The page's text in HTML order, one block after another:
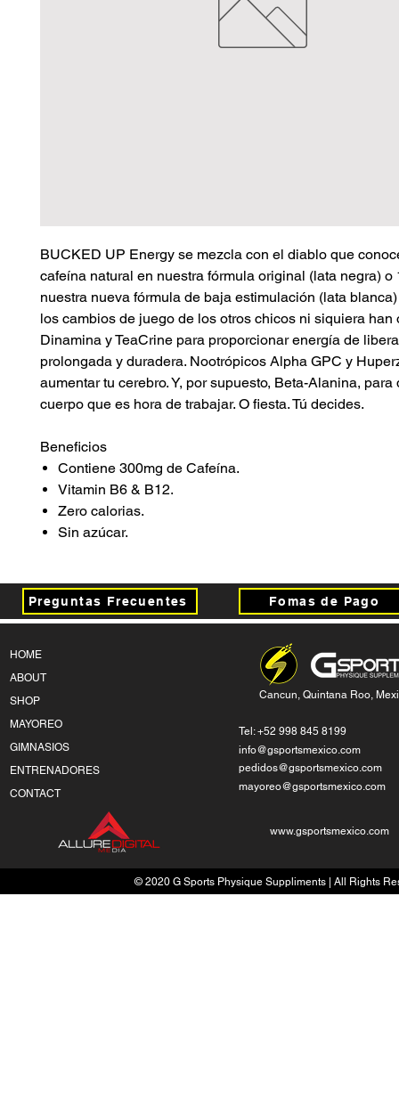
BUCKED UP Energy se mezcla con el diablo que
cafeína natural en nuestra fórmula original (lata negra) o
nuestra nueva fórmula de baja estimulación (lata
los cambios de juego de los otros chicos ni siquiera han
Dinamina y TeaCrine para proporcionar energía de
prolongada y duradera. Nootrópicos Alpha GPC y
aumentar tu cerebro. Y, por supuesto, Beta-Alanina, para
cuerpo que es hora de trabajar. O fiesta. Tú decides.
Beneficios
Contiene 300mg de Cafeína.
Vitamin B6 & B12.
Zero calorias.
Sin azúcar.
Preguntas Frecuentes Fomas de Pago
HOME
ABOUT
SHOP
MAYOREO
GIMNASIOS
ENTRENADORES
CONTACT
Cancun, Quintana Roo,
Tel: +52 998 845 8199
info@gsportsmexico.com
pedidos@gsportsmexico.com
mayoreo@gsportsmexico.com
www.gsportsmexico.com
© 2020 G Sports Physique Suppliments | All Rights